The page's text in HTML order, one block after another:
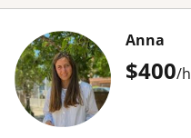
$400/h
Anna